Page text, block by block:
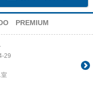
PREMIUM
29
室